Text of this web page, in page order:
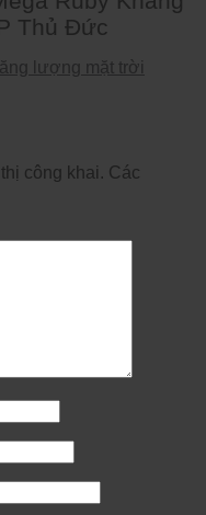
Thủ Đức
lượng mặt trời
công khai. Các